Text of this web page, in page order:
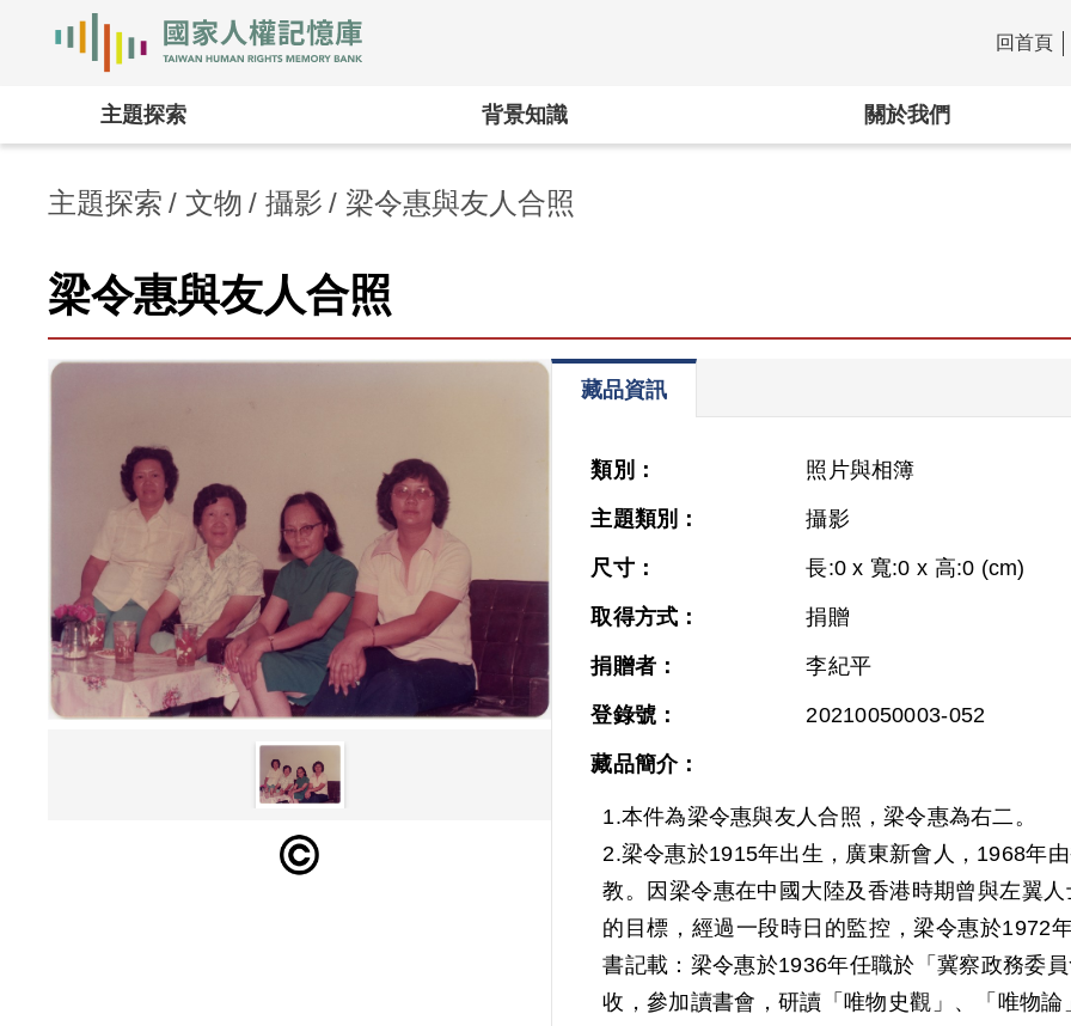
:::
回首頁
主題探索 背景知識 關於我們
主題探索 文物 攝影 梁令惠與友人合照
梁令惠與友人合照
藏品資訊
類別： 照片與相簿
主題類別： 攝影
尺寸： 長:0 x 寬:0 x 高:0 (cm)
取得方式： 捐贈
捐贈者： 李紀平
登錄號： 20210050003-052
藏品簡介：
1.本件為梁令惠與友人合照，梁令惠為右二。
2.梁令惠於1915年出生，廣東新會人，1968年
教。因梁令惠在中國大陸及香港時期曾與左翼
的目標，經過一段時日的監控，梁令惠於1972
書記載：梁令惠於1936年任職於「冀察政務委
收，參加讀書會，研讀「唯物史觀」、「唯物